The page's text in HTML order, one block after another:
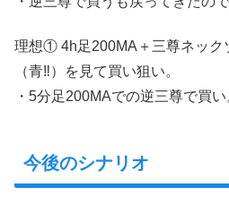
理想① 4h足200MA＋三尊ネック
（青‼︎）を見て買い狙い。
・5分足200MAでの逆三尊で買い
今後のシナリオ